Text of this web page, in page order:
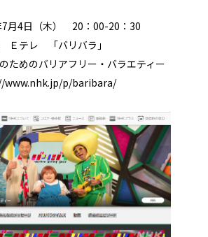
7月4日（木） 20：00-20：30
レ 「バリバラ」
リアフリー・バラエティー
p/baribara/